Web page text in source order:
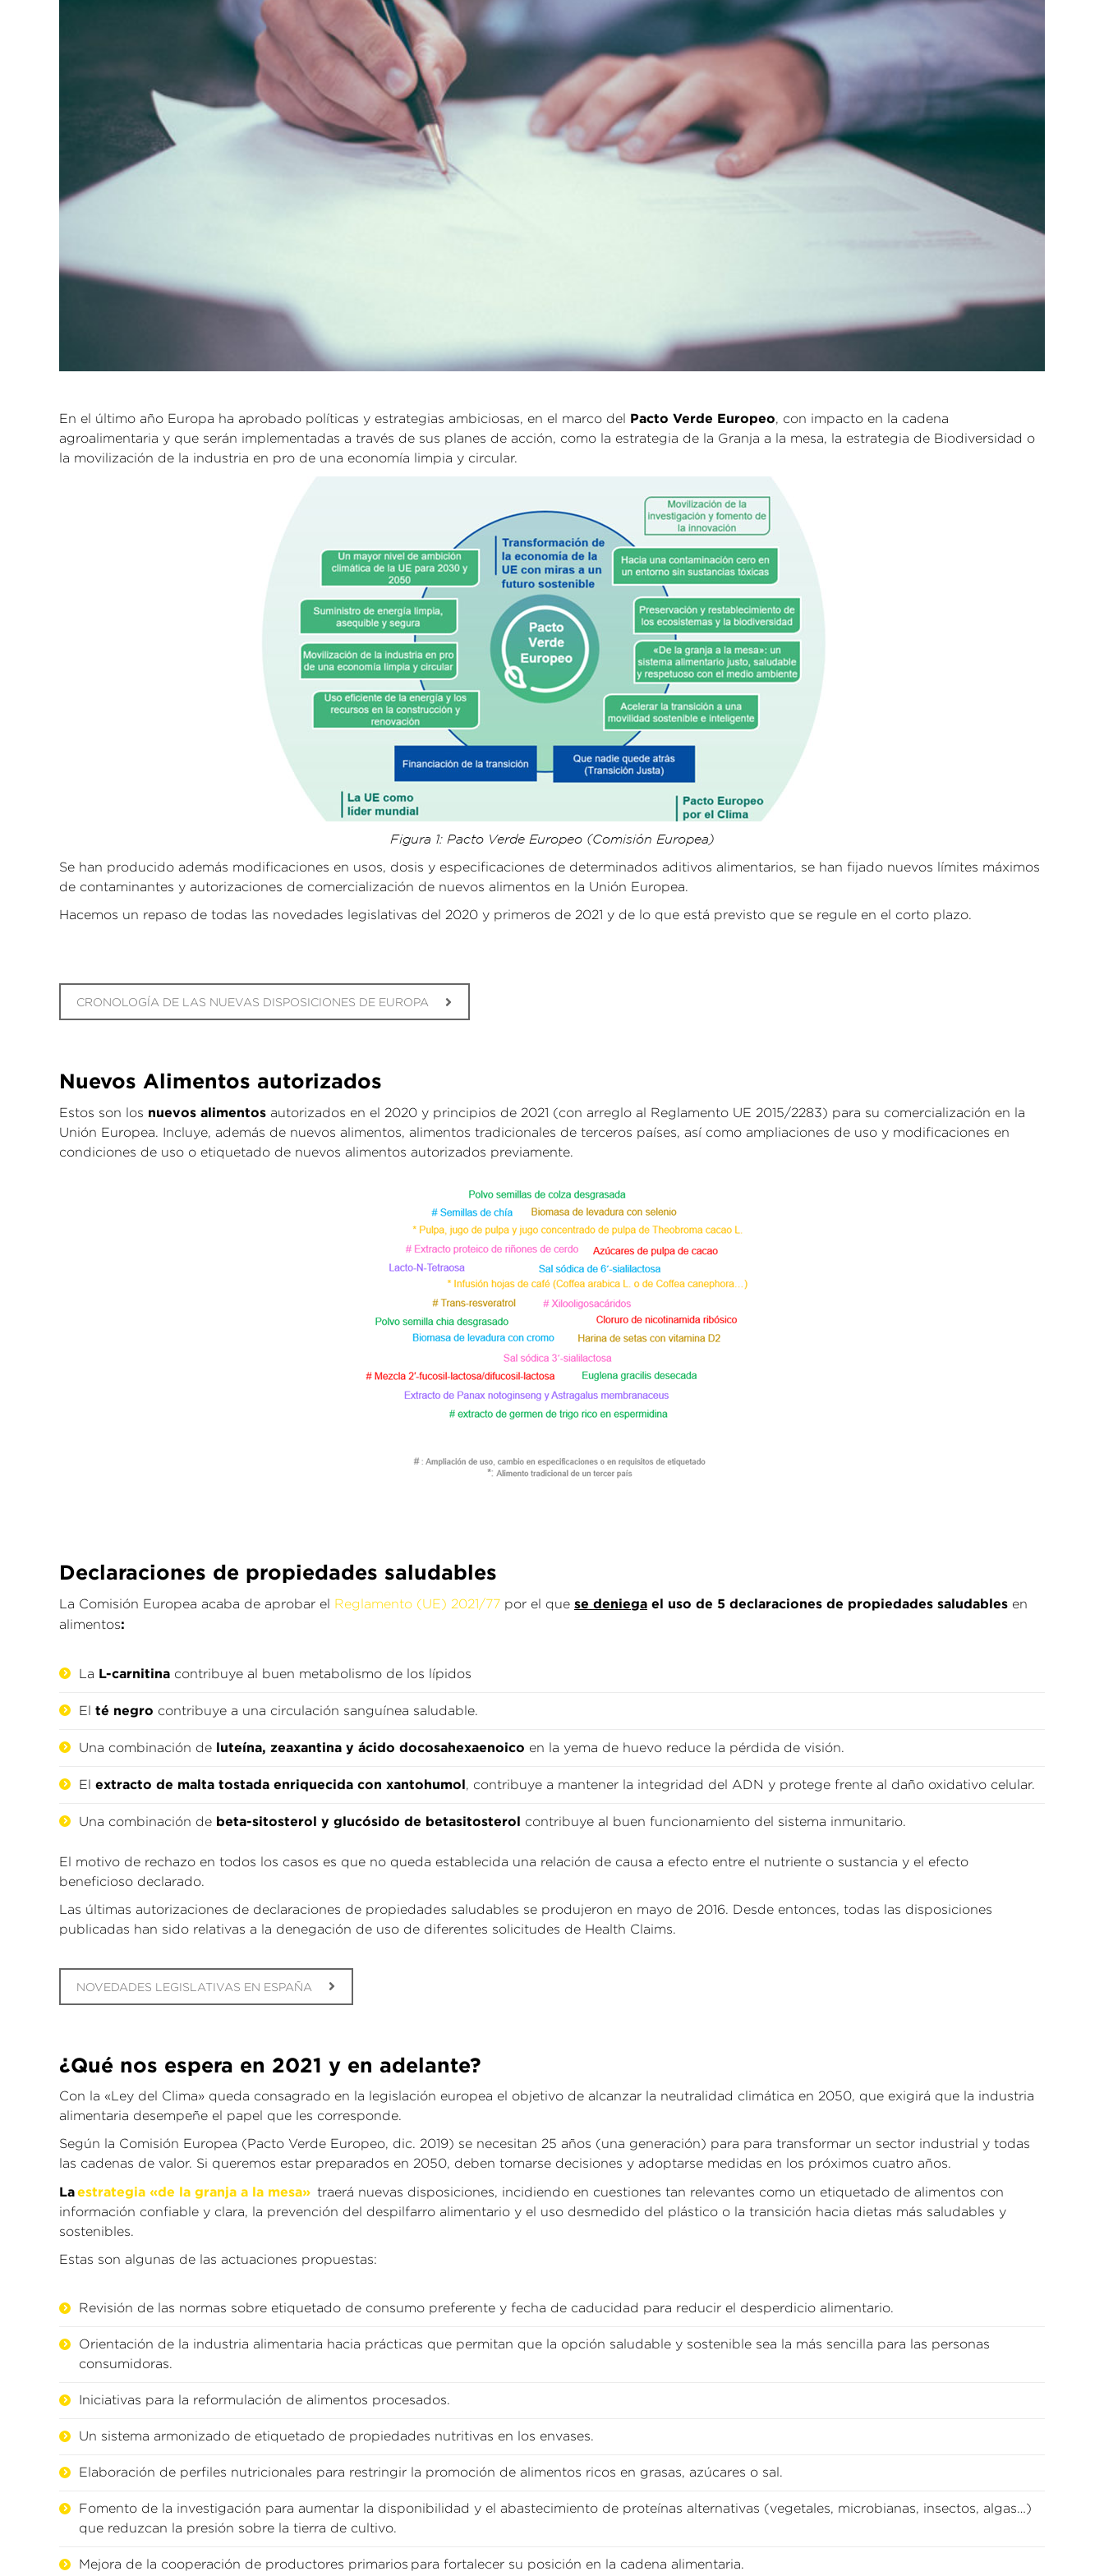
En el último año Europa ha aprobado políticas y estrategias ambiciosas, en el marco del Pacto Verde Europeo, con impacto en la cadena
agroalimentaria y que serán implementadas a través de sus planes de acción, como la estrategia de la Granja a la mesa, la estrategia de Biodiversidad o
la movilización de la industria en pro de una economía limpia y circular.
Figura 1: Pacto Verde Europeo (Comisión Europea)
Se han producido además modificaciones en usos, dosis y especificaciones de determinados aditivos alimentarios, se han fijado nuevos límites máximos
de contaminantes y autorizaciones de comercialización de nuevos alimentos en la Unión Europea.
Hacemos un repaso de todas las novedades legislativas del 2020 y primeros de 2021 y de lo que está previsto que se regule en el corto plazo.
CRONOLOGÍA DE LAS NUEVAS DISPOSICIONES DE EUROPA
Nuevos Alimentos autorizados
Estos son los nuevos alimentos autorizados en el 2020 y principios de 2021 (con arreglo al Reglamento UE 2015/2283) para su comercialización en la
Unión Europea. Incluye, además de nuevos alimentos, alimentos tradicionales de terceros países, así como ampliaciones de uso y modificaciones en
condiciones de uso o etiquetado de nuevos alimentos autorizados previamente.
Declaraciones de propiedades saludables
La Comisión Europea acaba de aprobar el Reglamento (UE) 2021/77 por el que se deniega el uso de 5 declaraciones de propiedades saludables en
alimentos:
La L-carnitina contribuye al buen metabolismo de los lípidos
El té negro contribuye a una circulación sanguínea saludable.
Una combinación de luteína, zeaxantina y ácido docosahexaenoico en la yema de huevo reduce la pérdida de visión.
El extracto de malta tostada enriquecida con xantohumol, contribuye a mantener la integridad del ADN y protege frente al daño oxidativo celular.
Una combinación de beta-sitosterol y glucósido de betasitosterol contribuye al buen funcionamiento del sistema inmunitario.
El motivo de rechazo en todos los casos es que no queda establecida una relación de causa a efecto entre el nutriente o sustancia y el efecto
beneficioso declarado.
Las últimas autorizaciones de declaraciones de propiedades saludables se produjeron en mayo de 2016. Desde entonces, todas las disposiciones
publicadas han sido relativas a la denegación de uso de diferentes solicitudes de Health Claims.
NOVEDADES LEGISLATIVAS EN ESPAÑA
¿Qué nos espera en 2021 y en adelante?
Con la «Ley del Clima» queda consagrado en la legislación europea el objetivo de alcanzar la neutralidad climática en 2050, que exigirá que la industria
alimentaria desempeñe el papel que les corresponde.
Según la Comisión Europea (Pacto Verde Europeo, dic. 2019) se necesitan 25 años (una generación) para para transformar un sector industrial y todas
las cadenas de valor. Si queremos estar preparados en 2050, deben tomarse decisiones y adoptarse medidas en los próximos cuatro años.
Laestrategia «de la granja a la mesa» traerá nuevas disposiciones, incidiendo en cuestiones tan relevantes como un etiquetado de alimentos con
información confiable y clara, la prevención del despilfarro alimentario y el uso desmedido del plástico o la transición hacia dietas más saludables y
sostenibles.
Estas son algunas de las actuaciones propuestas:
Revisión de las normas sobre etiquetado de consumo preferente y fecha de caducidad para reducir el desperdicio alimentario.
Orientación de la industria alimentaria hacia prácticas que permitan que la opción saludable y sostenible sea la más sencilla para las personas
consumidoras.
Iniciativas para la reformulación de alimentos procesados.
Un sistema armonizado de etiquetado de propiedades nutritivas en los envases.
Elaboración de perfiles nutricionales para restringir la promoción de alimentos ricos en grasas, azúcares o sal.
Fomento de la investigación para aumentar la disponibilidad y el abastecimiento de proteínas alternativas (vegetales, microbianas, insectos, algas…)
que reduzcan la presión sobre la tierra de cultivo.
Mejora de la cooperación de productores primarios para fortalecer su posición en la cadena alimentaria.